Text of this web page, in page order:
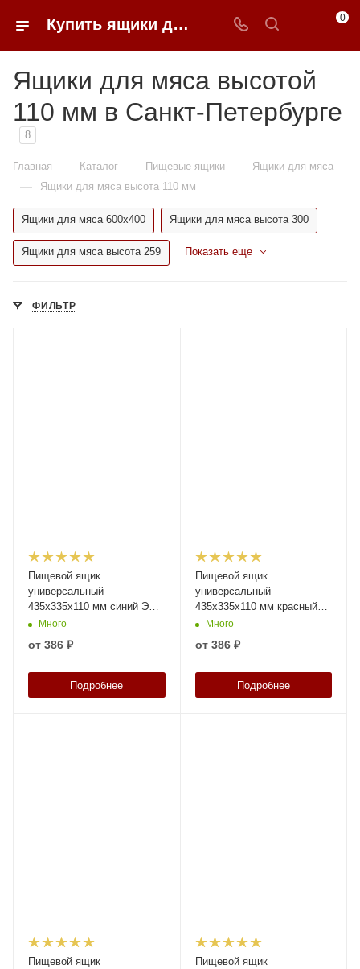
Купить ящики для мяса высотой 110 мм в Санкт-Петербурге в 0FFER 0
Ящики для мяса высотой
110 мм в Санкт-Петербурге
8
Главная — Каталог — Пищевые ящики — Ящики для мяса
— Ящики для мяса высота 110 мм
Ящики для мяса 600x400 Ящики для мяса высота 300
Ящики для мяса высота 259 Показать еще
ФИЛЬТР
Пищевой ящик
универсальный
435х335х110 мм синий ЭКО
с перфорированными
стенками и дном
Много
от 386 ₽
Подробнее
Пищевой ящик
универсальный
435х335х110 мм красный
ЭКО с перфорированными
стенками и сплошным дном
Много
от 386 ₽
Подробнее
Пищевой ящик
Пищевой ящик